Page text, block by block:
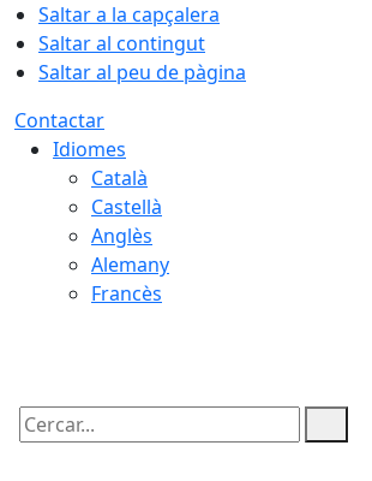
Saltar a la capçalera
Saltar al contingut
Saltar al peu de pàgina
Contactar
Idiomes
Català
Castellà
Anglès
Alemany
Francès
Cercar: